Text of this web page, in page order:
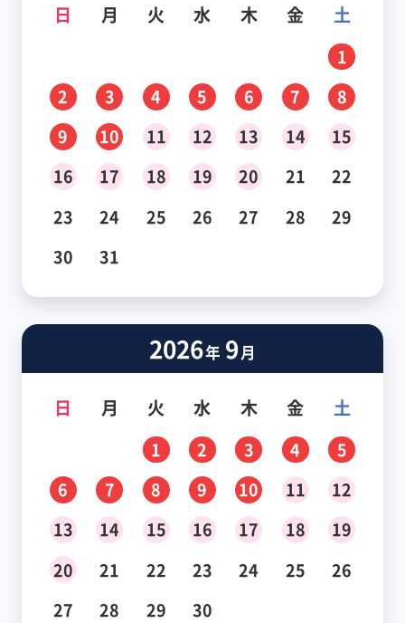
日 月 火 水 木 金 土
1
2
3 4 5 6 7
8
9
10 11 12 13 14
15
16
17 18 19 20 21
22
23
24 25 26 27 28
29
30
31
2026年 9月
日 月 火 水 木 金 土
1 2 3 4
5
6
7 8 9 10 11
12
13
14 15 16 17 18
19
20
21 22 23 24 25
26
27
28 29 30